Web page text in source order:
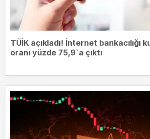
TÜİK açıkladı! İnternet bankacılığı
oranı yüzde 75,9`a çıktı